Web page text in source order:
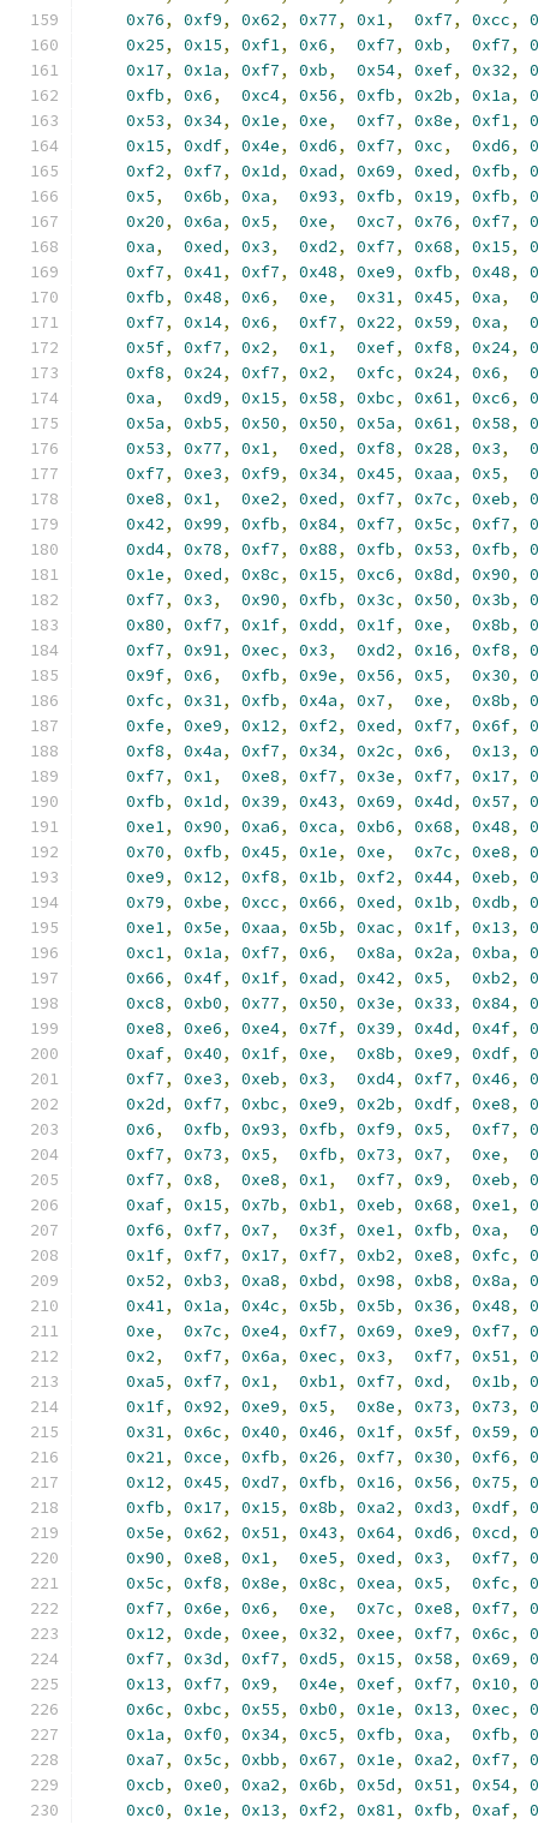
0x76, 0xf9, 0x62, 0x77, 0x1, 0xf7, 0xcc,
0x25, 0x15, 0xf1, 0x6, 0xf7, 0xb, 0xf7,
0x17, 0x1a, 0xf7, 0xb, 0x54, 0xef, 0x32,
0xfb, 0x6, 0xc4, 0x56, 0xfb, 0x2b, 0x1a,
0x53, 0x34, 0x1e, 0xe, 0xf7, 0x8e, 0xf1,
0x15, 0xdf, 0x4e, 0xd6, 0xf7, 0xc, 0xd6,
0xf2, 0xf7, 0x1d, 0xad, 0x69, 0xed, 0xfb,
0x5, 0x6b, 0xa, 0x93, 0xfb, 0x19, 0xfb,
0x20, 0x6a, 0x5, 0xe, 0xc7, 0x76, 0xf7,
0xa, 0xed, 0x3, 0xd2, 0xf7, 0x68, 0x15,
0xf7, 0x41, 0xf7, 0x48, 0xe9, 0xfb, 0x48,
0xfb, 0x48, 0x6, 0xe, 0x31, 0x45, 0xa,
0xf7, 0x14, 0x6, 0xf7, 0x22, 0x59, 0xa,
0x5f, 0xf7, 0x2, 0x1, 0xef, 0xf8, 0x24,
0xf8, 0x24, 0xf7, 0x2, 0xfc, 0x24, 0x6,
0xa, 0xd9, 0x15, 0x58, 0xbc, 0x61, 0xc6,
0x5a, 0xb5, 0x50, 0x50, 0x5a, 0x61, 0x58,
0x53, 0x77, 0x1, 0xed, 0xf8, 0x28, 0x3,
0xf7, 0xe3, 0xf9, 0x34, 0x45, 0xaa, 0x5,
0xe8, 0x1, 0xe2, 0xed, 0xf7, 0x7c, 0xeb,
0x42, 0x99, 0xfb, 0x84, 0xf7, 0x5c, 0xf7,
0xd4, 0x78, 0xf7, 0x88, 0xfb, 0x53, 0xfb,
0x1e, 0xed, 0x8c, 0x15, 0xc6, 0x8d, 0x90,
0xf7, 0x3, 0x90, 0xfb, 0x3c, 0x50, 0x3b,
0x80, 0xf7, 0x1f, 0xdd, 0x1f, 0xe, 0x8b,
0xf7, 0x91, 0xec, 0x3, 0xd2, 0x16, 0xf8,
0x9f, 0x6, 0xfb, 0x9e, 0x56, 0x5, 0x30,
0xfc, 0x31, 0xfb, 0x4a, 0x7, 0xe, 0x8b,
0xfe, 0xe9, 0x12, 0xf2, 0xed, 0xf7, 0x6f,
0xf8, 0x4a, 0xf7, 0x34, 0x2c, 0x6, 0x13,
0xf7, 0x1, 0xe8, 0xf7, 0x3e, 0xf7, 0x17,
0xfb, 0x1d, 0x39, 0x43, 0x69, 0x4d, 0x57,
0xe1, 0x90, 0xa6, 0xca, 0xb6, 0x68, 0x48,
0x70, 0xfb, 0x45, 0x1e, 0xe, 0x7c, 0xe8,
0xe9, 0x12, 0xf8, 0x1b, 0xf2, 0x44, 0xeb,
0x79, 0xbe, 0xcc, 0x66, 0xed, 0x1b, 0xdb,
0xe1, 0x5e, 0xaa, 0x5b, 0xac, 0x1f, 0x13,
0xc1, 0x1a, 0xf7, 0x6, 0x8a, 0x2a, 0xba,
0x66, 0x4f, 0x1f, 0xad, 0x42, 0x5, 0xb2,
0xc8, 0xb0, 0x77, 0x50, 0x3e, 0x33, 0x84,
0xe8, 0xe6, 0xe4, 0x7f, 0x39, 0x4d, 0x4f,
0xaf, 0x40, 0x1f, 0xe, 0x8b, 0xe9, 0xdf,
0xf7, 0xe3, 0xeb, 0x3, 0xd4, 0xf7, 0x46,
0x2d, 0xf7, 0xbc, 0xe9, 0x2b, 0xdf, 0xe8,
0x6, 0xfb, 0x93, 0xfb, 0xf9, 0x5, 0xf7,
0xf7, 0x73, 0x5, 0xfb, 0x73, 0x7, 0xe,
0xf7, 0x8, 0xe8, 0x1, 0xf7, 0x9, 0xeb,
0xaf, 0x15, 0x7b, 0xb1, 0xeb, 0x68, 0xe1,
0xf6, 0xf7, 0x7, 0x3f, 0xe1, 0xfb, 0xa,
0x1f, 0xf7, 0x17, 0xf7, 0xb2, 0xe8, 0xfc,
0x52, 0xb3, 0xa8, 0xbd, 0x98, 0xb8, 0x8a,
0x41, 0x1a, 0x4c, 0x5b, 0x5b, 0x36, 0x48,
0xe, 0x7c, 0xe4, 0xf7, 0x69, 0xe9, 0xf7,
0x2, 0xf7, 0x6a, 0xec, 0x3, 0xf7, 0x51,
0xa5, 0xf7, 0x1, 0xb1, 0xf7, 0xd, 0x1b,
0x1f, 0x92, 0xe9, 0x5, 0x8e, 0x73, 0x73,
0x31, 0x6c, 0x40, 0x46, 0x1f, 0x5f, 0x59,
0x21, 0xce, 0xfb, 0x26, 0xf7, 0x30, 0xf6,
0x12, 0x45, 0xd7, 0xfb, 0x16, 0x56, 0x75,
0xfb, 0x17, 0x15, 0x8b, 0xa2, 0xd3, 0xdf,
0x5e, 0x62, 0x51, 0x43, 0x64, 0xd6, 0xcd,
0x90, 0xe8, 0x1, 0xe5, 0xed, 0x3, 0xf7,
0x5c, 0xf8, 0x8e, 0x8c, 0xea, 0x5, 0xfc,
0xf7, 0x6e, 0x6, 0xe, 0x7c, 0xe8, 0xf7,
0x12, 0xde, 0xee, 0x32, 0xee, 0xf7, 0x6c,
0xf7, 0x3d, 0xf7, 0xd5, 0x15, 0x58, 0x69,
0x13, 0xf7, 0x9, 0x4e, 0xef, 0xf7, 0x10,
0x6c, 0xbc, 0x55, 0xb0, 0x1e, 0x13, 0xec,
0x1a, 0xf0, 0x34, 0xc5, 0xfb, 0xa, 0xfb,
0xa7, 0x5c, 0xbb, 0x67, 0x1e, 0xa2, 0xf7,
0xcb, 0xe0, 0xa2, 0x6b, 0x5d, 0x51, 0x54,
0xc0, 0x1e, 0x13, 0xf2, 0x81, 0xfb, 0xaf,